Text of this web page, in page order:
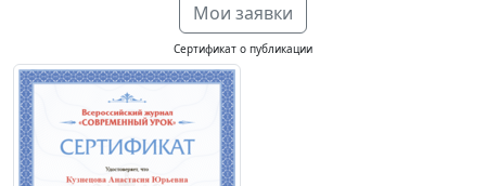
Мои заявки
Сертификат о публикации